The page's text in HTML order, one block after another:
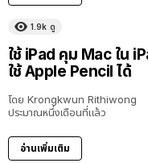
1.9k ดู
ใช้ iPad คุม Mac ใน
ใช้ Apple Pencil ได้
โดย Krongkwun Rithiwong
ประมาณหนึ่งเดือนที่แล้ว
อ่านเพิ่มเติม